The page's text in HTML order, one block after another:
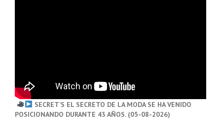
SECRET’S EL SECRETO DE LA MODA SE HA VENIDO
POSICIONANDO DURANTE 43 AÑOS. (05-08-2026)